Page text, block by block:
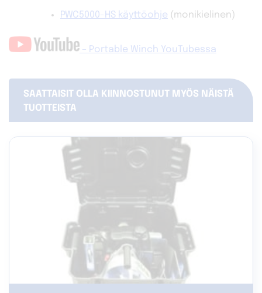
PWC5000-HS käyttöohje (monikielinen)
– Portable Winch YouTubessa
SAATTAISIT OLLA KIINNOSTUNUT MYÖS NÄISTÄ
TUOTTEISTA